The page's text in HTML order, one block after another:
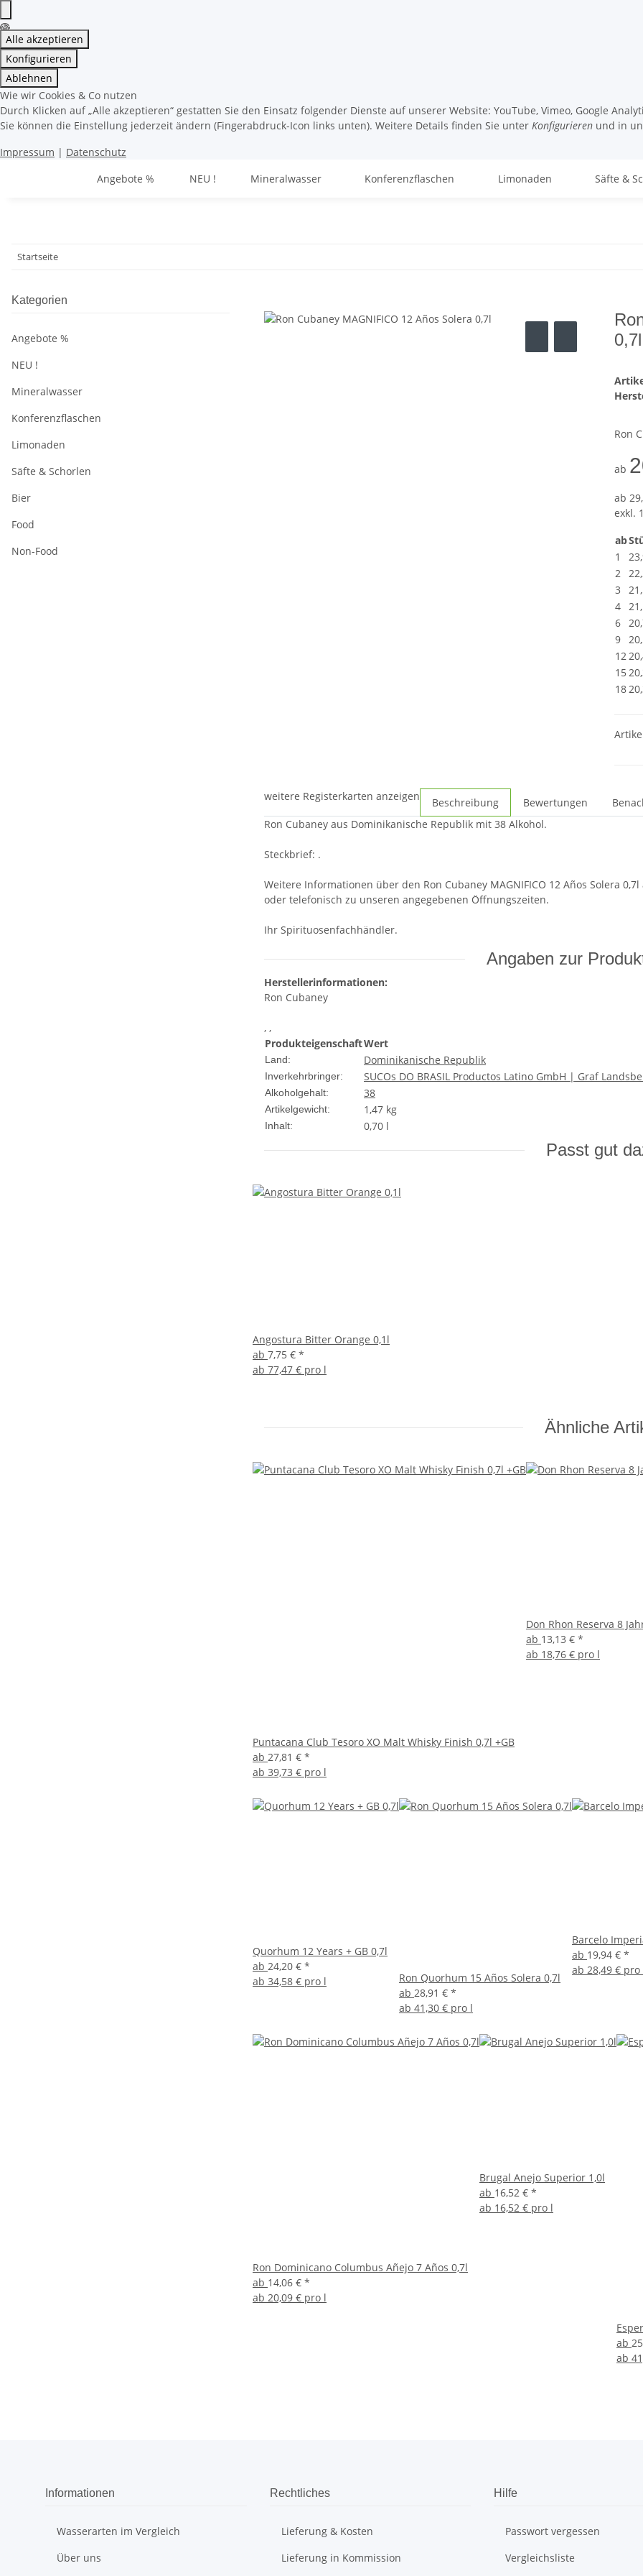
Alle akzeptieren
Konfigurieren
Ablehnen
Wie wir Cookies & Co nutzen
Durch Klicken auf „Alle akzeptieren“ gestatten Sie den Einsatz folgender Dienste auf unserer Website: YouTube, Vimeo, Google
Sie können die Einstellung jederzeit ändern (Fingerabdruck-Icon links unten). Weitere Details finden Sie unter Konfigurieren und in
Impressum | Datenschutz
Angebote %
NEU ! Mineralwasser Konferenzflaschen Limonaden Säfte &
Startseite
0,7l
Ron
ab
ab
exkl.
ab
1
2
3
4
6
9
12
15
18
weitere Registerkarten anzeigen Beschreibung Bewertungen
Ron Cubaney aus Dominikanische Republik mit 38 Alkohol.
Steckbrief: .
Weitere Informationen über den Ron Cubaney MAGNIFICO 12 Años Solera
oder telefonisch zu unseren angegebenen Öffnungszeiten.
Ihr Spirituosenfachhändler.
Angaben zur
Herstellerinformationen:
Ron Cubaney
, ,
ProdukteigenschaftWert
Land: Dominikanische Republik
Inverkehrbringer: SUCOs DO BRASIL Productos Latino GmbH | Graf
Alkoholgehalt: 38
Artikelgewicht: 1,47 kg
Inhalt: 0,70 l
Passt gut
Angostura Bitter Orange 0,1l
ab 7,75 € *
ab 77,47 € pro l
Ähnliche
Puntacana Club Tesoro XO Malt Whisky Finish 0,7l +GB
ab 27,81 € *
ab 39,73 € pro l
Don Rhon Reserva 8
ab 13,13 € *
ab 18,76 € pro l
Quorhum 12 Years + GB 0,7l
ab 24,20 € *
ab 34,58 € pro l
Ron Quorhum 15 Años Solera 0,7l
ab 28,91 € *
ab 41,30 € pro l
Barcelo
ab 19,94 € *
ab 28,49 € pro
Ron Dominicano Columbus Añejo 7 Años 0,7l
ab 14,06 € *
ab 20,09 € pro l
Brugal Anejo Superior 1,0l
ab 16,52 € *
ab 16,52 € pro l
ab
ab
Kategorien
Angebote %
NEU !
Mineralwasser
Konferenzflaschen
Limonaden
Säfte & Schorlen
Bier
Food
Non-Food
Informationen
Wasserarten im Vergleich
Über uns
Rechtliches
Lieferung & Kosten
Lieferung in Kommission
Hilfe
Passwort vergessen
Vergleichsliste